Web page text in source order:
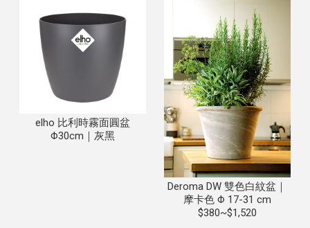
elho 比利時霧面圓盆
Φ30cm｜灰黑
Deroma DW 雙色白紋盆｜
摩卡色 Φ 17-31 cm
$380~$1,520